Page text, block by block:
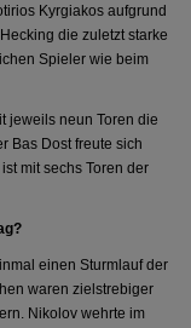
Kyrgiakos aufgrund
die zuletzt starke
Spieler wie beim
jeweils neun Toren die
Bas Dost freute sich
mit sechs Toren der
einen Sturmlauf der
waren zielstrebiger
Nikolov wehrte im